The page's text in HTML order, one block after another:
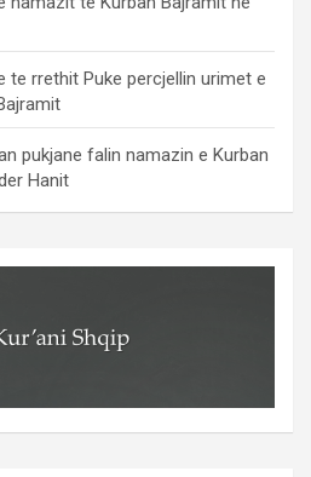
te rrethit Puke percjellin urimet e
pukjane falin namazin e Kurban
Hanit